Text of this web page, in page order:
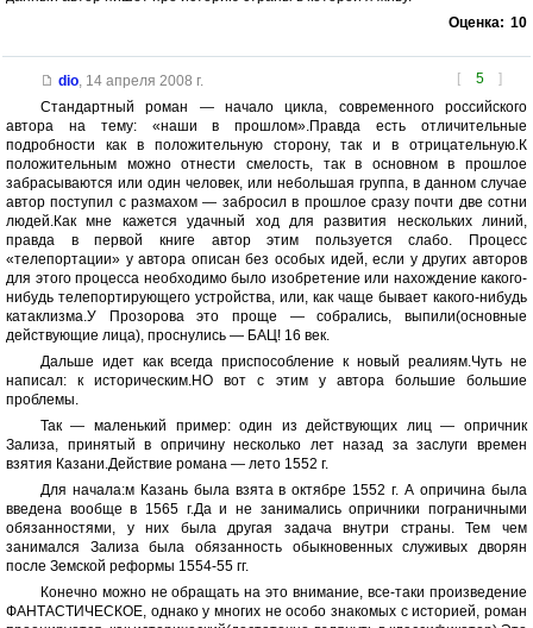
Оценка: 10
[ 5 ]
dio, 14 апреля 2008 г.
Стандартный роман — начало цикла, современного российского
автора на тему: «наши в прошлом».Правда есть отличительные
подробности как в положительную сторону, так и в отрицательную.К
положительным можно отнести смелость, так в основном в прошлое
забрасываются или один человек, или небольшая группа, в данном случае
автор поступил с размахом — забросил в прошлое сразу почти две сотни
людей.Как мне кажется удачный ход для развития нескольких линий,
правда в первой книге автор этим пользуется слабо. Процесс
«телепортации» у автора описан без особых идей, если у других авторов
для этого процесса необходимо было изобретение или нахождение какого-
нибудь телепортирующего устройства, или, как чаще бывает какого-нибудь
катаклизма.У Прозорова это проще — собрались, выпили(основные
действующие лица), проснулись — БАЦ! 16 век.
Дальше идет как всегда приспособление к новый реалиям.Чуть не
написал: к историческим.НО вот с этим у автора большие большие
проблемы.
Так — маленький пример: один из действующих лиц — опричник
Зализа, принятый в опричину несколько лет назад за заслуги времен
взятия Казани.Действие романа — лето 1552 г.
Для начала:м Казань была взята в октябре 1552 г. А опричина была
введена вообще в 1565 г.Да и не занимались опричники пограничными
обязанностями, у них была другая задача внутри страны. Тем чем
занимался Зализа была обязанность обыкновенных служивых дворян
после Земской реформы 1554-55 гг.
Конечно можно не обращать на это внимание, все-таки произведение
ФАНТАСТИЧЕСКОЕ, однако у многих не особо знакомых с историей, роман